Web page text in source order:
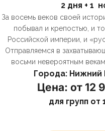
2 дня + 1
За восемь веков своей
побывал и крепостью, и
Российской империи, и
Отправляемся в
восьми невероятным
Города: Нижний
Цена: от 12
для групп от